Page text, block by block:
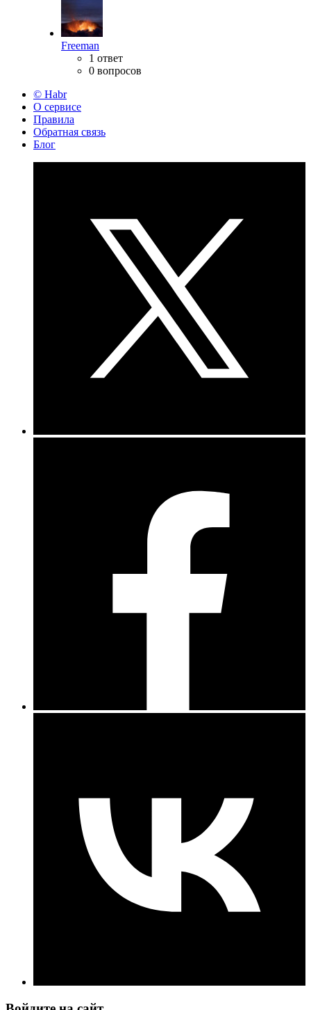
Freeman
1 ответ
0 вопросов
© Habr
О сервисе
Правила
Обратная связь
Блог